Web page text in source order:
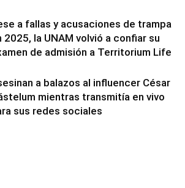
a fallas y acusaciones de trampa
2025, la UNAM volvió a confiar su
de admisión a Territorium Life
a balazos al influencer César
mientras transmitía en vivo
sus redes sociales